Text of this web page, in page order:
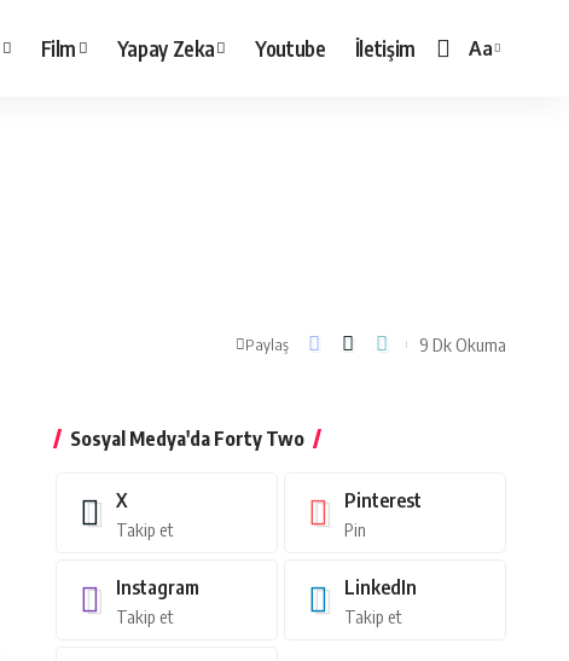
Film Yapay Zeka Youtube İletişim
Yazı
Aa
Paylaş 9 Dk Okuma
Sosyal Medya'da Forty Two
X
Takip et
Pinterest
Pin
Instagram
Takip et
LinkedIn
Takip et